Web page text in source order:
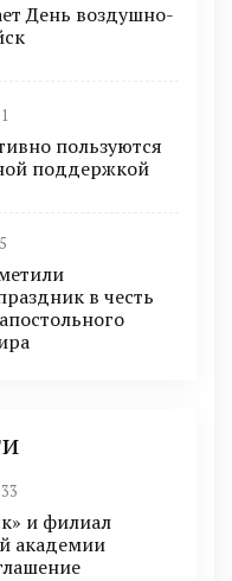
День воздушно-
пользуются
поддержкой
в честь
и филиал
академии